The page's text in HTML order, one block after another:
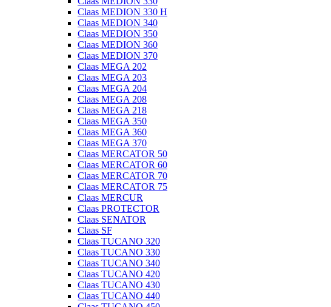
Claas MEDION 330 H
Claas MEDION 340
Claas MEDION 350
Claas MEDION 360
Claas MEDION 370
Claas MEGA 202
Claas MEGA 203
Claas MEGA 204
Claas MEGA 208
Claas MEGA 218
Claas MEGA 350
Claas MEGA 360
Claas MEGA 370
Claas MERCATOR 50
Claas MERCATOR 60
Claas MERCATOR 70
Claas MERCATOR 75
Claas MERCUR
Claas PROTECTOR
Claas SENATOR
Claas SF
Claas TUCANO 320
Claas TUCANO 330
Claas TUCANO 340
Claas TUCANO 420
Claas TUCANO 430
Claas TUCANO 440